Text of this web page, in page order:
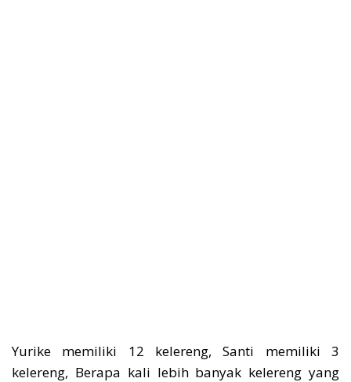
Yurike memiliki 12 kelereng, Santi memiliki 3
kelereng, Berapa kali lebih banyak kelereng yang